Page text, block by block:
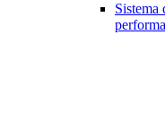
Sistema